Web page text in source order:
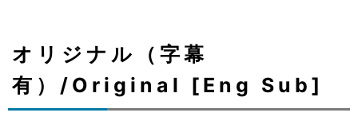
オリジナル（字幕
有）/Original [Eng Sub]